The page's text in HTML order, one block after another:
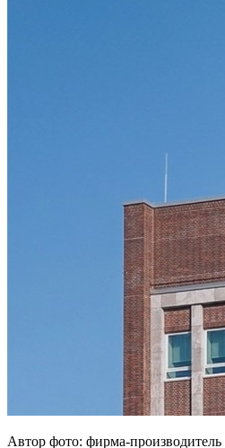
Автор фото: фирма-производитель